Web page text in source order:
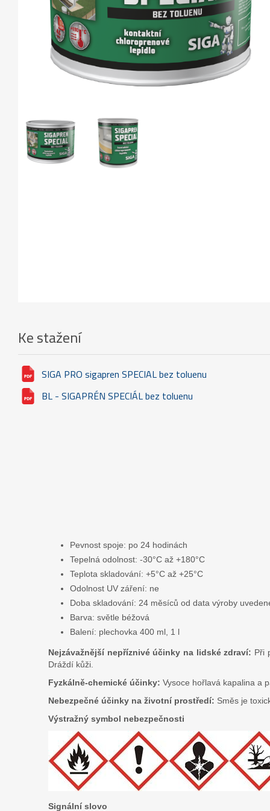
Ke stažení
SIGA PRO sigapren SPECIAL bez toluenu
BL - SIGAPRÉN SPECIÁL bez toluenu
Pevnost spoje: po 24 hodinách
Tepelná odolnost: -30°C až +180°C
Teplota skladování: +5°C až +25°C
Odolnost UV záření: ne
Doba skladování: 24 měsíců od data výroby
Barva: světle béžová
Balení: plechovka 400 ml, 1 l
Nejzávažnější nepříznivé účinky na lidské zdraví: Při
Dráždí kůži.
Fyzkálně-chemické účinky: Vysoce hořlavá kapalina a
Nebezpečné účinky na životní prostředí: Směs je
Výstražný symbol nebezpečnosti
Signální slovo